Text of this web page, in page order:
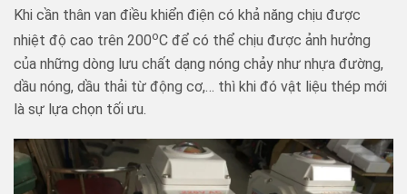
Khi cần thân van điều khiển điện có khả năng chịu được
nhiệt độ cao trên 200oC để có thể chịu được ảnh hưởng
của những dòng lưu chất dạng nóng chảy như nhựa đường,
dầu nóng, dầu thải từ động cơ,… thì khi đó vật liệu thép mới
là sự lựa chọn tối ưu.